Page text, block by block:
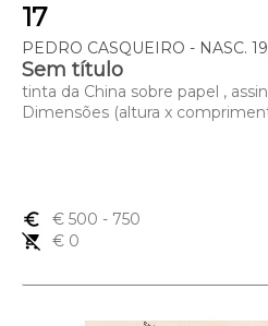
17
PEDRO CASQUEIRO - NASC.
Sem título
tinta da China sobre papel ,
Dimensões (altura x
euro_symbol € 500 - 750
remove_shopping_cart
€ 0